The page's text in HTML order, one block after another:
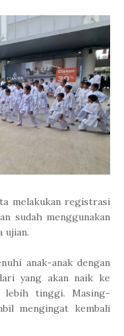
melakukan registrasi
sudah menggunakan
ujian.
anak-anak dengan
yang akan naik ke
lebih tinggi. Masing-
mengingat kembali